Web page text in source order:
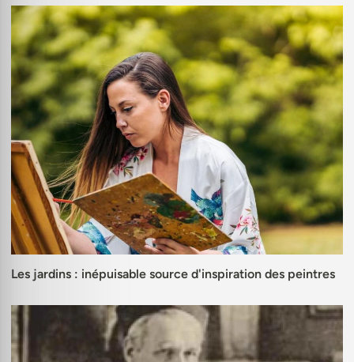
Les jardins : inépuisable source d'inspiration des peintres